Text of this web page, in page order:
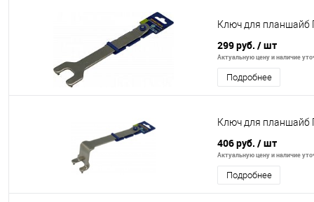
Ключ для
299 руб. / шт
Актуальную цену и наличие
Подробнее
Ключ для
406 руб. / шт
Актуальную цену и наличие
Подробнее